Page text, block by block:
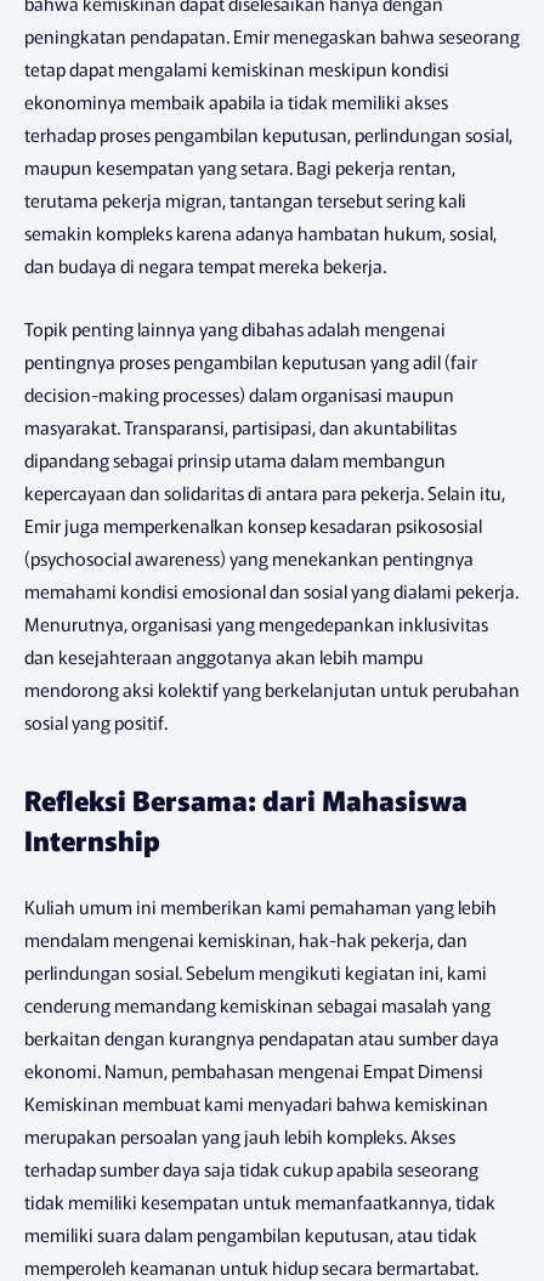
peningkatan pendapatan. Emir menegaskan bahwa seseorang
tetap dapat mengalami kemiskinan meskipun kondisi
ekonominya membaik apabila ia tidak memiliki akses
terhadap proses pengambilan keputusan, perlindungan sosial,
maupun kesempatan yang setara. Bagi pekerja rentan,
terutama pekerja migran, tantangan tersebut sering kali
semakin kompleks karena adanya hambatan hukum, sosial,
dan budaya di negara tempat mereka bekerja.
Topik penting lainnya yang dibahas adalah mengenai
pentingnya proses pengambilan keputusan yang adil (fair
decision-making processes) dalam organisasi maupun
masyarakat. Transparansi, partisipasi, dan akuntabilitas
dipandang sebagai prinsip utama dalam membangun
kepercayaan dan solidaritas di antara para pekerja. Selain itu,
Emir juga memperkenalkan konsep kesadaran psikososial
(psychosocial awareness) yang menekankan pentingnya
memahami kondisi emosional dan sosial yang dialami pekerja.
Menurutnya, organisasi yang mengedepankan inklusivitas
dan kesejahteraan anggotanya akan lebih mampu
mendorong aksi kolektif yang berkelanjutan untuk perubahan
sosial yang positif.
Refleksi Bersama: dari Mahasiswa
Internship
Kuliah umum ini memberikan kami pemahaman yang lebih
mendalam mengenai kemiskinan, hak-hak pekerja, dan
perlindungan sosial. Sebelum mengikuti kegiatan ini, kami
cenderung memandang kemiskinan sebagai masalah yang
berkaitan dengan kurangnya pendapatan atau sumber daya
ekonomi. Namun, pembahasan mengenai Empat Dimensi
Kemiskinan membuat kami menyadari bahwa kemiskinan
merupakan persoalan yang jauh lebih kompleks. Akses
terhadap sumber daya saja tidak cukup apabila seseorang
tidak memiliki kesempatan untuk memanfaatkannya, tidak
memiliki suara dalam pengambilan keputusan, atau tidak
memperoleh keamanan untuk hidup secara bermartabat.